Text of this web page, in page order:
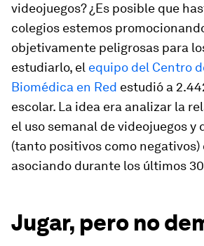
videojuegos? ¿Es posible que
colegios estemos
objetivamente peligrosas para
estudiarlo, el equipo del Centro
Biomédica en Red estudió a
escolar. La idea era analizar la
el uso semanal de videojuegos
(tanto positivos como negativos)
asociando durante los últimos
Jugar, pero no